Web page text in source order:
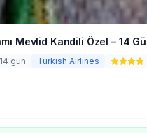
Mevlid Kandili Özel – 14
14 gün Turkish Airlines